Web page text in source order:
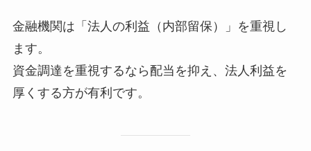
金融機関は「法人の利益（内部留保）」を重視し
ます。
資金調達を重視するなら配当を抑え、法人利益を
厚くする方が有利です。